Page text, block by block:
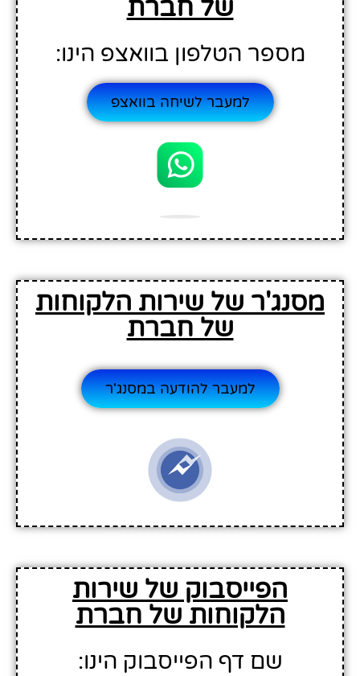
של חברת
מספר הטלפון בוואצפ הינו:
למעבר לשיחה בוואצפ
מסנג'ר של שירות הלקוחות
של חברת
למעבר להודעה במסנג'ר
הפייסבוק של שירות
הלקוחות של חברת
שם דף הפייסבוק הינו: